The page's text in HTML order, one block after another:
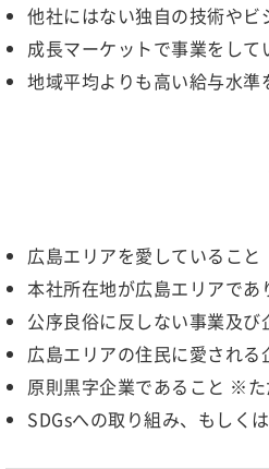
他社にはない独自の技術やビ
成長マーケットで事業をして
地域平均よりも高い給与水準
広島エリアを愛していること
本社所在地が広島エリアで
公序良俗に反しない事業及び
広島エリアの住民に愛される
原則黒字企業であること ※
SDGsへの取り組み、もしく